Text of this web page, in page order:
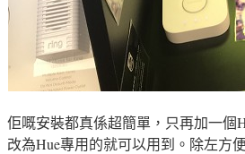
佢嘅安裝都真係超簡單 ，只再加一個
改為Hue專用的就可以用到 。 除左方